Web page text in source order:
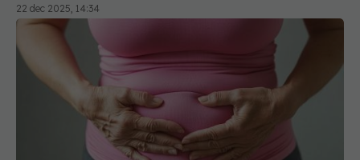
Ce trebuie să știi dacă ești balonat și ai gaze